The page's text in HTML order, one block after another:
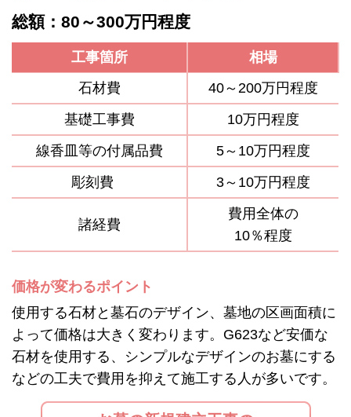
総額：80～300万円程度
工事箇所
相場
石材費
40～200万円程度
基礎工事費
10万円程度
線香皿等の付属品費
5～10万円程度
彫刻費
3～10万円程度
諸経費
費用全体の
10％程度
価格が変わるポイント
使用する石材と墓石のデザイン、墓地の区画面積に
よって価格は大きく変わります。G623など安価な
石材を使用する、シンプルなデザインのお墓にする
などの工夫で費用を抑えて施工する人が多いです。